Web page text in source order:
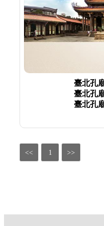
臺北孔
臺北孔
臺北孔
<< 1 >>